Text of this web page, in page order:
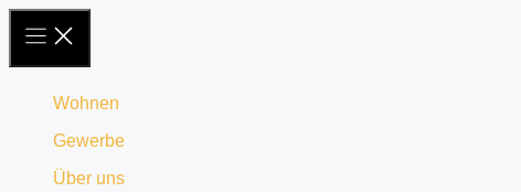
Zum
Inhalt
Wohnen
Gewerbe
Über uns